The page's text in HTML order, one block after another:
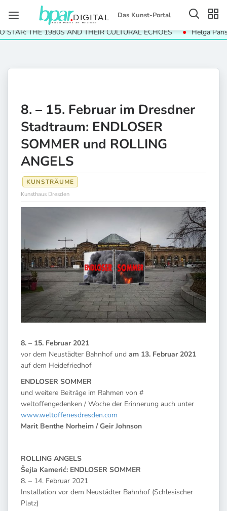
Das Kunst-Portal
THE 1980S AND THEIR CULTURAL ECHOES Helga Paris.
8. – 15. Februar im Dresdner
Stadtraum: ENDLOSER
SOMMER und ROLLING
ANGELS
KUNSTRÄUME
Kunsthaus Dresden
8. – 15. Februar 2021
vor dem Neustädter Bahnhof und am 13. Februar 2021
auf dem Heidefriedhof
ENDLOSER SOMMER
und weitere Beiträge im Rahmen von #
weltoffengedenken / Woche der Erinnerung auch unter
www.weltoffenesdresden.com
Marit Benthe Norheim / Geir Johnson
ROLLING ANGELS
Šejla Kamerić: ENDLOSER SOMMER
8. – 14. Februar 2021
Installation vor dem Neustädter Bahnhof (Schlesischer
Platz)